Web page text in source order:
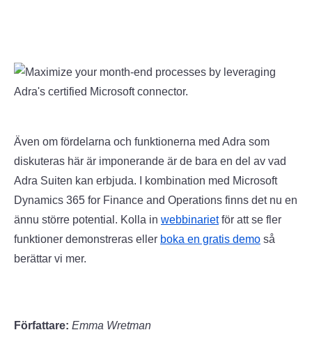
Även om fördelarna och funktionerna med Adra som
diskuteras här är imponerande är de bara en del av vad
Adra Suiten kan erbjuda. I kombination med Microsoft
Dynamics 365 for Finance and Operations finns det nu en
ännu större potential. Kolla in webbinarietför att se fler
funktioner demonstreras eller boka en gratis demo så
berättar vi mer.
Författare: Emma Wretman